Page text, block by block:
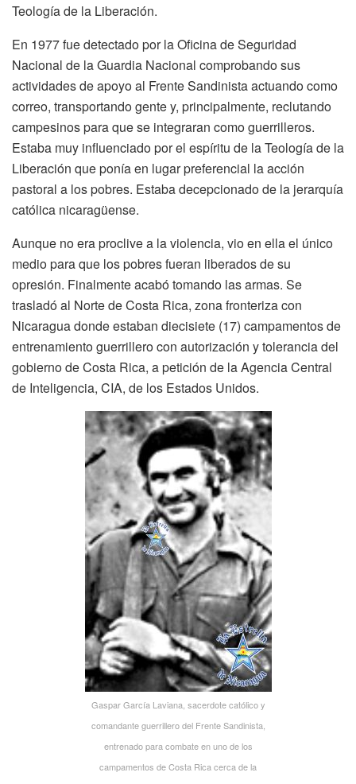
Teología de la Liberación.
En 1977 fue detectado por la Oficina de Seguridad
Nacional de la Guardia Nacional comprobando sus
actividades de apoyo al Frente Sandinista actuando como
correo, transportando gente y, principalmente, reclutando
campesinos para que se integraran como guerrilleros.
Estaba muy influenciado por el espíritu de la Teología de la
Liberación que ponía en lugar preferencial la acción
pastoral a los pobres. Estaba decepcionado de la jerarquía
católica nicaragüense.
Aunque no era proclive a la violencia, vio en ella el único
medio para que los pobres fueran liberados de su
opresión. Finalmente acabó tomando las armas. Se
trasladó al Norte de Costa Rica, zona fronteriza con
Nicaragua donde estaban diecisiete (17) campamentos de
entrenamiento guerrillero con autorización y tolerancia del
gobierno de Costa Rica, a petición de la Agencia Central
de Inteligencia, CIA, de los Estados Unidos.
Gaspar García Laviana, sacerdote católico y
comandante guerrillero del Frente Sandinista,
entrenado para combate en uno de los
campamentos de Costa Rica cerca de la